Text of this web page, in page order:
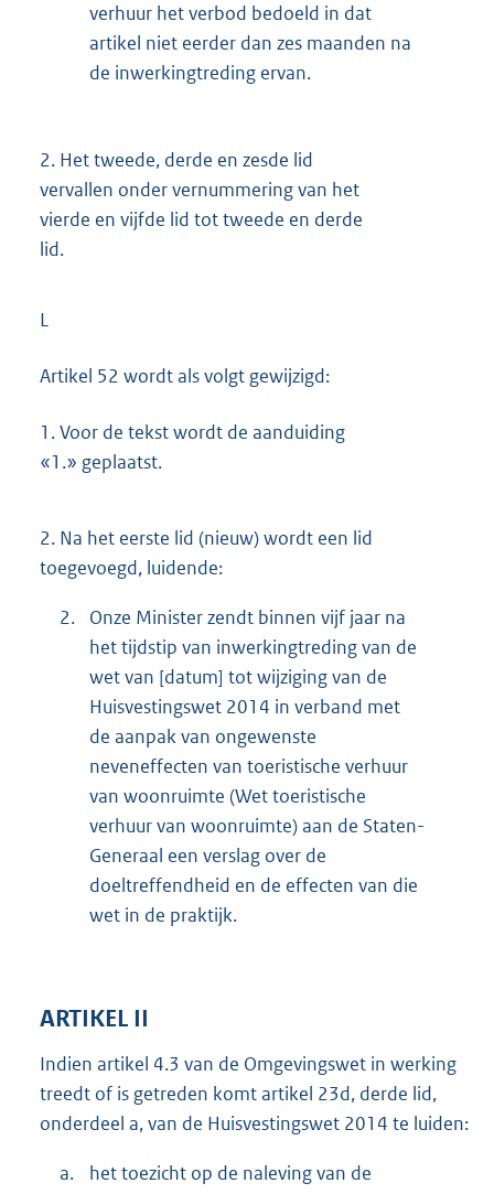
verhuur het verbod bedoeld in dat
artikel niet eerder dan zes maanden na
de inwerkingtreding ervan.
2. Het tweede, derde en zesde lid
vervallen onder vernummering van het
vierde en vijfde lid tot tweede en derde
lid.
L
Artikel 52 wordt als volgt gewijzigd:
1.Voor de tekst wordt de aanduiding
«1.» geplaatst.
2. Na het eerste lid (nieuw) wordt een lid
toegevoegd, luidende:
2.
Onze Minister zendt binnen vijf jaar na
het tijdstip van inwerkingtreding van de
wet van [datum] tot wijziging van de
Huisvestingswet 2014 in verband met
de aanpak van ongewenste
neveneffecten van toeristische verhuur
van woonruimte (Wet toeristische
verhuur van woonruimte) aan de Staten-
Generaal een verslag over de
doeltreffendheid en de effecten van die
wet in de praktijk.
ARTIKEL II
Indien artikel 4.3 van de Omgevingswet in werking
treedt of is getreden komt artikel 23d, derde lid,
onderdeel a, van de Huisvestingswet 2014 te luiden:
a.
het toezicht op de naleving van de